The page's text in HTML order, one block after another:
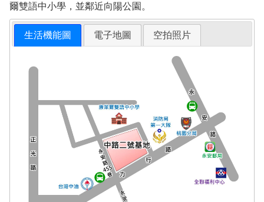
爾雙語中小學，並鄰近向陽公園。
生活機能圖 電子地圖 空拍照片